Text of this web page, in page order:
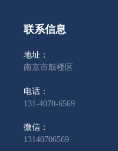
联系信息
地址：
南京市鼓楼区
电话：
131-4070-6569
微信：
13140706569